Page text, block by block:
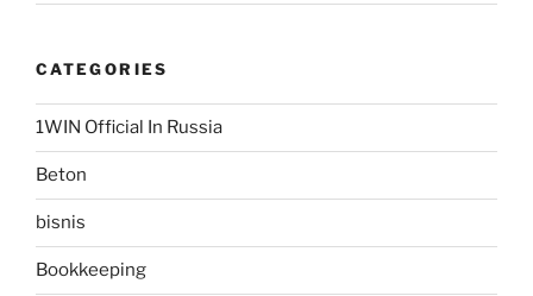
CATEGORIES
1WIN Official In Russia
Beton
bisnis
Bookkeeping